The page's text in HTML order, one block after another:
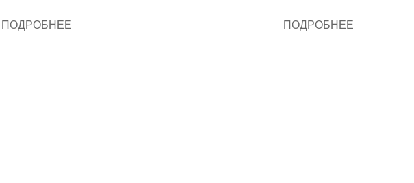
ПОДРОБНЕЕ ПОДРОБНЕЕ